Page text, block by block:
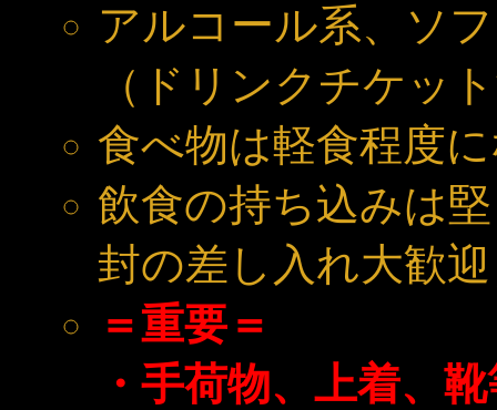
アルコール系、ソ
（ドリンクチケッ
食べ物は軽食程度
飲食の持ち込みは
封の差し入れ大歓
＝重要＝
・手荷物、上着、